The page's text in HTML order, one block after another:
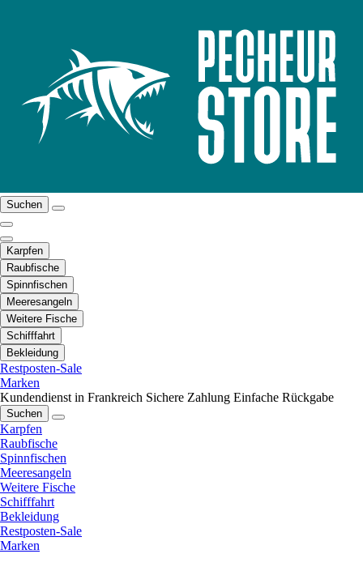
Suchen
Karpfen
Raubfische
Spinnfischen
Meeresangeln
Weitere Fische
Schifffahrt
Bekleidung
Restposten-Sale
Marken
Kundendienst in Frankreich Sichere Zahlung Einfache Rückgabe
Suchen
Karpfen
Raubfische
Spinnfischen
Meeresangeln
Weitere Fische
Schifffahrt
Bekleidung
Restposten-Sale
Marken